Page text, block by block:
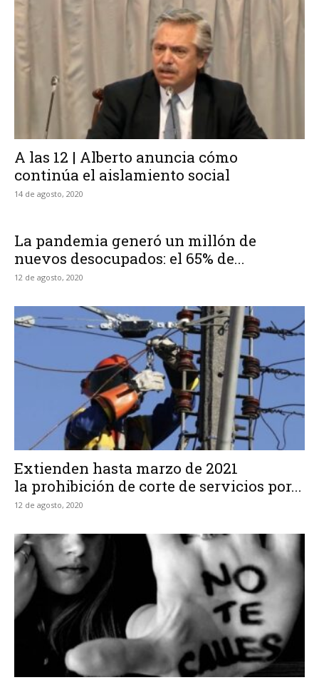
A las 12 | Alberto anuncia cómo
continúa el aislamiento social
14 de agosto, 2020
La pandemia generó un millón de
nuevos desocupados: el 65% de...
12 de agosto, 2020
Extienden hasta marzo de 2021
la prohibición de corte de servicios por...
12 de agosto, 2020